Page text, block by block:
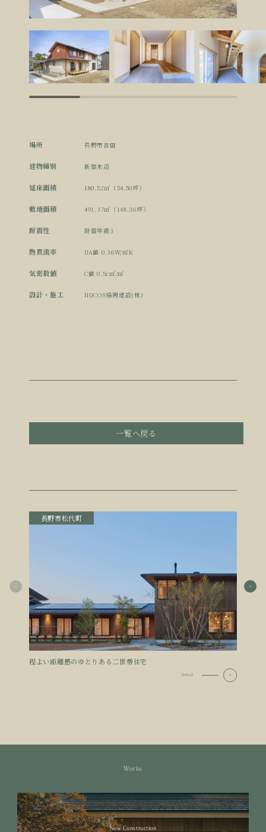
場所 長野市吉田
建物種別 新築木造
延床面積 180.52㎡（54.50坪）
敷地面積 491.37㎡（148.36坪）
耐震性 耐震等級3
熱貫流率 UA値 0.36W/㎡K
気密数値 C値 0.5c㎡/㎡
設計・施工 HUCOS協同建設(株)
一覧へ戻る
長野市松代町
程よい距離感のゆとりある二世帯住宅
Detail
Works
New Construction